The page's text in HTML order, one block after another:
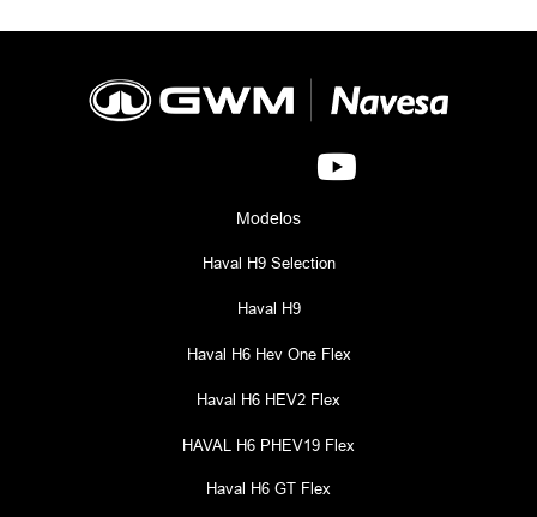
Modelos
Haval H9 Selection
Haval H9
Haval H6 Hev One Flex
Haval H6 HEV2 Flex
HAVAL H6 PHEV19 Flex
Haval H6 GT Flex